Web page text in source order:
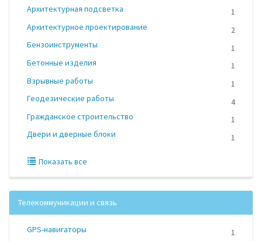
Архитектурная подсветка
1
Архитектурное проектирование
2
Бензоинструменты
1
Бетонные изделия
1
Взрывные работы
1
Геодезические работы
4
Гражданское строительство
1
Двери и дверные блоки
1
Показать все
Телекоммуникации и связь
GPS-навигаторы
1